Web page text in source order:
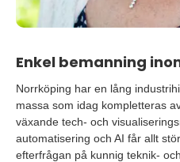
Enkel bemanning
Norrköping har en lång
massa som idag kompletteras
växande tech- och
automatisering och AI får allt
efterfrågan på kunnig teknik-